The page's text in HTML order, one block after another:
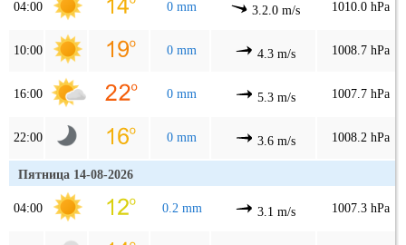
04:00 0 mm 3.2.0 m/s 1010.0 hPa
10:00 0 mm 4.3 m/s 1008.7 hPa
16:00 0 mm 5.3 m/s 1007.7 hPa
22:00 0 mm 3.6 m/s 1008.2 hPa
Пятница 14-08-2026
04:00 0.2 mm 3.1 m/s 1007.3 hPa